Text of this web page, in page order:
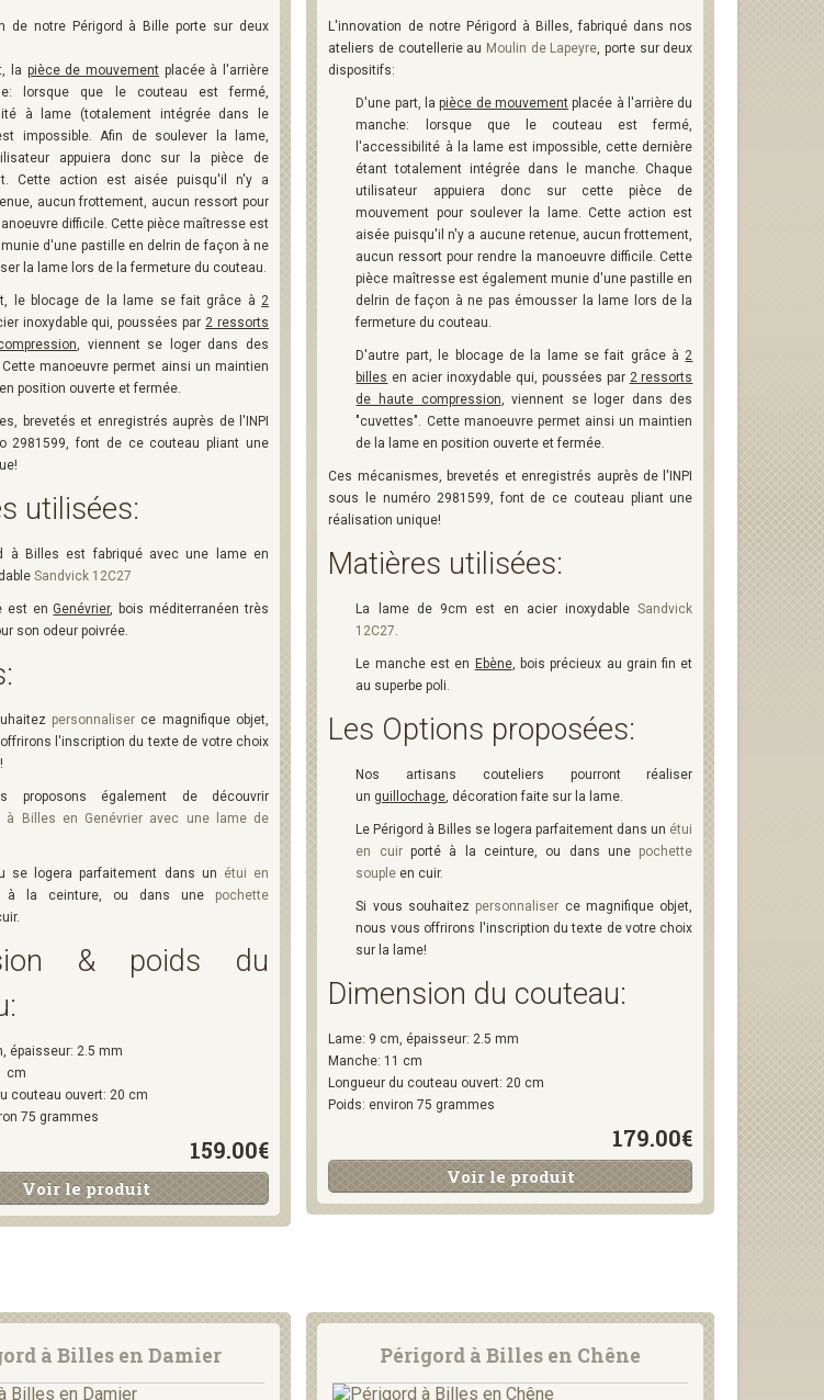
de notre Périgord à Bille porte sur deux
la pièce de mouvement placée à l'arrière
lorsque que le couteau est fermé,
à lame (totalement intégrée dans le
impossible. Afin de soulever la lame,
appuiera donc sur la pièce de
Cette action est aisée puisqu'il n'y a
aucun frottement, aucun ressort pour
difficile. Cette pièce maîtresse est
d'une pastille en delrin de façon à ne
la lame lors de la fermeture du couteau.
le blocage de la lame se fait grâce à 2
inoxydable qui, poussées par 2 ressorts
, viennent se loger dans des
manoeuvre permet ainsi un maintien
position ouverte et fermée.
brevetés et enregistrés auprès de l'INPI
2981599, font de ce couteau pliant une
utilisées:
à Billes est fabriqué avec une lame en
Sandvick 12C27
est enGenévrier, bois méditerranéen très
son odeur poivrée.
personnaliserce magnifique objet,
l'inscription du texte de votre choix
proposons également de découvrir
à Billes en Genévrier avec une lame de
se logera parfaitement dans un étui en
la ceinture, ou dans une pochette
& poids du
épaisseur: 2.5 mm
cm
couteau ouvert: 20 cm
75 grammes
159.00€
Voir le produit
L'innovation de notre Périgord à Billes, fabriqué dans nos
ateliers de coutellerie au Moulin de Lapeyre, porte sur deux
dispositifs:
D'une part, lapièce de mouvement placée à l'arrière du
manche: lorsque que le couteau est fermé,
l'accessibilité à la lame est impossible, cette dernière
étant totalement intégrée dans le manche. Chaque
utilisateur appuiera donc sur cette pièce de
mouvement pour soulever la lame. Cette action est
aisée puisqu'il n'y a aucune retenue, aucun frottement,
aucun ressort pour rendre la manoeuvre difficile. Cette
pièce maîtresse est également munie d'une pastille en
delrin de façon à ne pas émousser la lame lors de la
fermeture du couteau.
D'autre part, le blocage de la lame se fait grâce à 2
billes en acier inoxydable qui, poussées par 2 ressorts
de haute compression, viennent se loger dans des
"cuvettes". Cette manoeuvre permet ainsi un maintien
de la lame en position ouverte et fermée.
Ces mécanismes, brevetés et enregistrés auprès de l'INPI
sous le numéro 2981599, font de ce couteau pliant une
réalisation unique!
Matières utilisées:
La lame de 9cm est en acier inoxydableSandvick
12C27.
Le manche est en Ebène, bois précieux au grain fin et
au superbe poli.
Les Options proposées:
Nos artisans couteliers pourront réaliser
un guillochage, décoration faite sur la lame.
Le Périgord à Billes se logera parfaitement dans un étui
en cuirporté à la ceinture, ou dans une pochette
souple en cuir.
Si vous souhaitez personnaliser ce magnifique objet,
nous vous offrirons l'inscription du texte de votre choix
sur la lame!
Dimension du couteau:
Lame: 9 cm, épaisseur: 2.5 mm
Manche: 11 cm
Longueur du couteau ouvert: 20 cm
Poids: environ 75 grammes
179.00€
Voir le produit
à Billes en Damier Périgord à Billes en Chêne